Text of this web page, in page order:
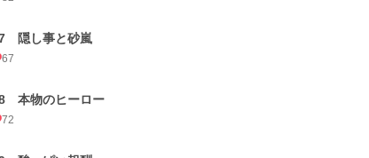
隠し事と砂嵐
67
本物のヒーロー
72